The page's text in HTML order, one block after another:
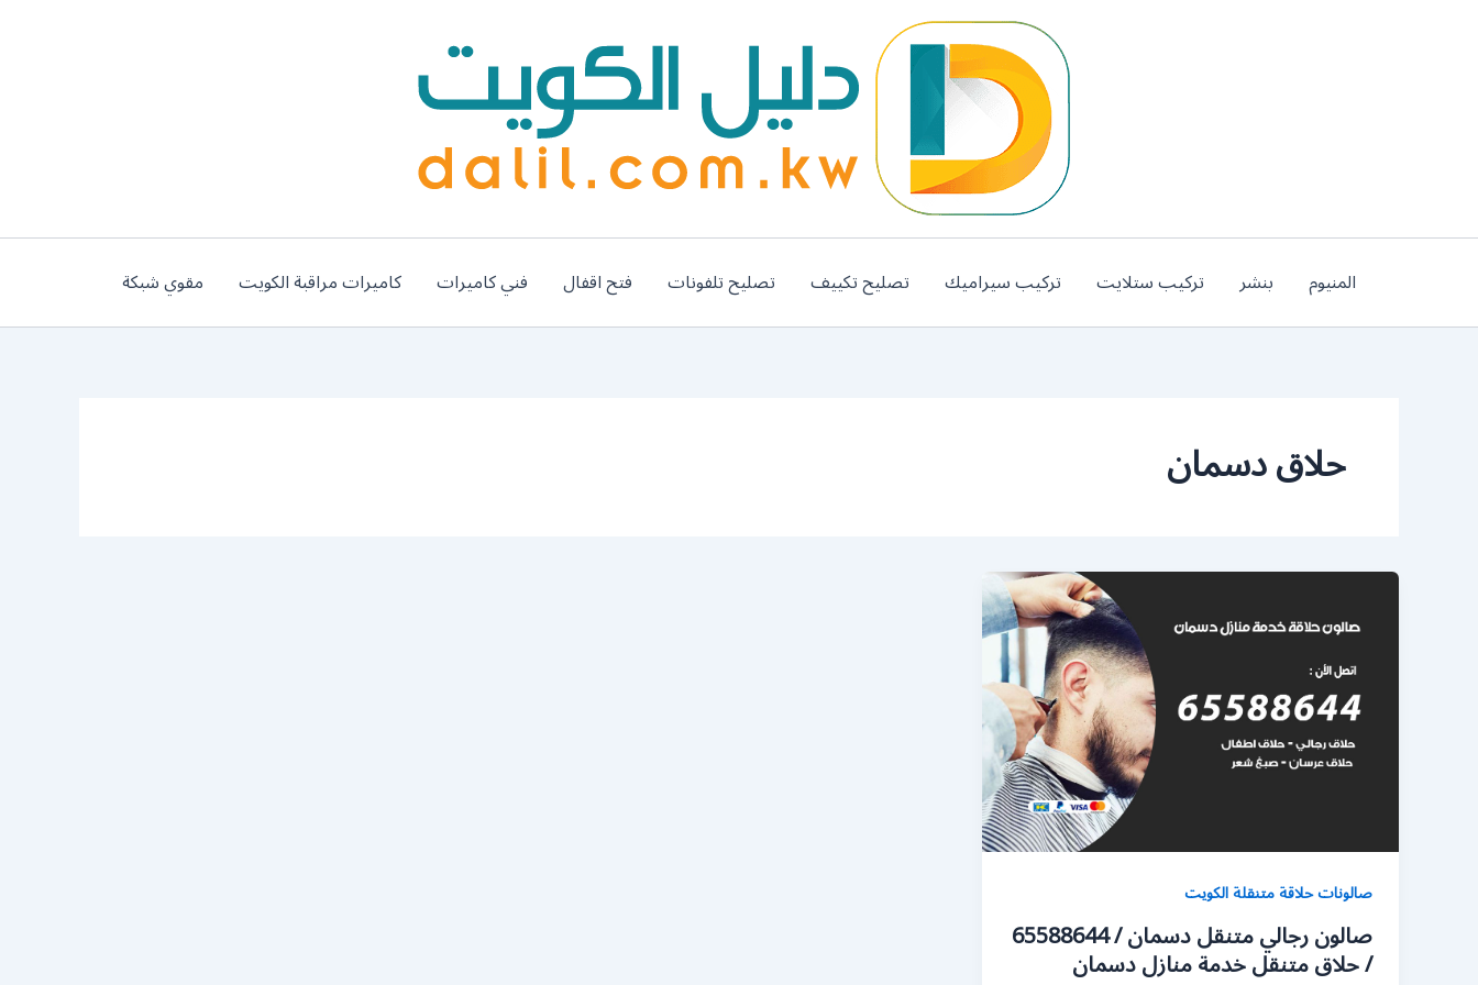
المنيوم بنشر تركيب ستلايت تركيب سيراميك تصليح تكييف تصليح تلفونات فتح اقفال فني كاميرات كاميرات مراقبة الكويت مقوي شبكة
حلاق دسمان
صالونات حلاقة متنقلة الكويت
صالون رجالي متنقل دسمان / 65588644
/ حلاق متنقل خدمة منازل دسمان